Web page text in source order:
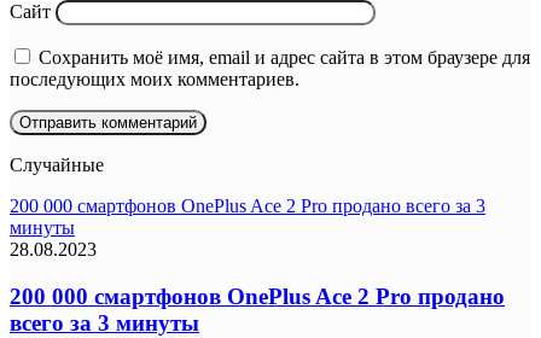
Сайт
Сохранить моё имя, email и адрес сайта в этом браузере для
последующих моих комментариев.
Случайные
200 000 смартфонов OnePlus Ace 2 Pro продано всего за 3
минуты
28.08.2023
200 000 смартфонов OnePlus Ace 2 Pro продано
всего за 3 минуты